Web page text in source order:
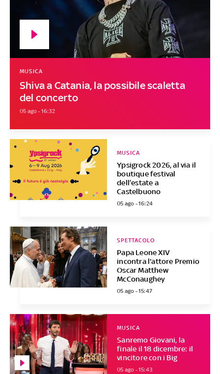
Shiva a Catania, la possibile scaletta
del concerto
MUSICA
05 ago - 16:32
Ypsigrock 2026, al via il
boutique festival
dell’estate a
Castelbuono
MUSICA
05 ago - 16:24
Papa Leone XIV
incontra l'attore Premio
Oscar Matthew
McConaughey
SPETTACOLO
05 ago - 15:47
Sanremo Giovani, la
finale il 18 dicembre: il
vincitore con i Big
MUSICA
05 ago - 15:43